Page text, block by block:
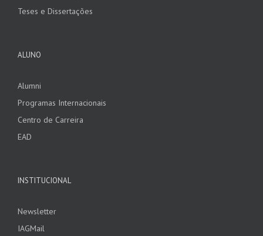
Teses e Dissertações
ALUNO
Alumni
Programas Internacionais
Centro de Carreira
EAD
INSTITUCIONAL
Newsletter
IAGMail